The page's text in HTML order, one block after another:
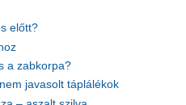
előtt?
a zabkorpa?
javasolt táplálékok